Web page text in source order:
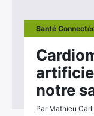
Santé
notre
Par Mathieu